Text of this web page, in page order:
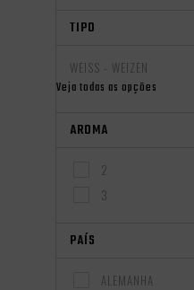
TIPO
WEISS - WEIZEN
Veja todas as opções
AROMA
2
3
PAÍS
ALEMANHA